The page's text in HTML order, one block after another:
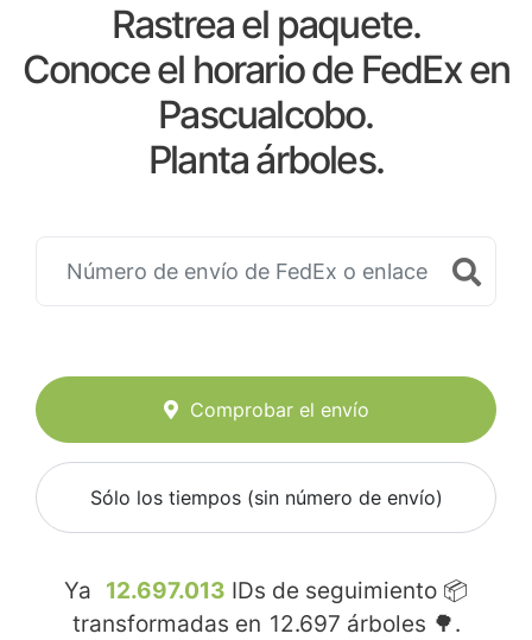
Rastrea el paquete.
Conoce el horario de FedEx en
Pascualcobo.
Planta árboles.
Comprobar el envío
Sólo los tiempos (sin número de envío)
Ya 12.697.013 IDs de seguimiento 📦
transformadas en 12.697 árboles 🌳.